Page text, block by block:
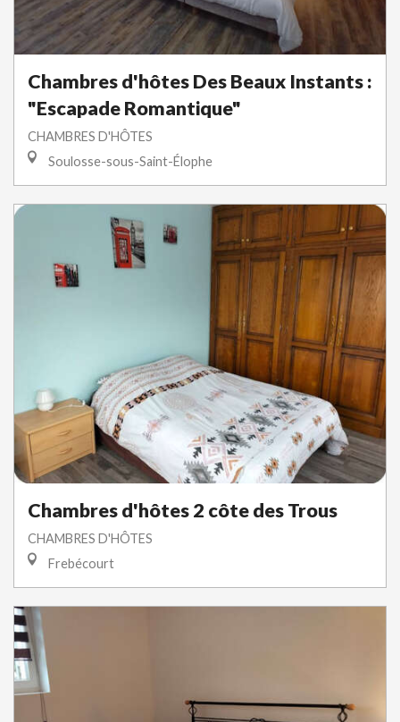
Chambres d'hôtes Des Beaux Instants :
"Escapade Romantique"
CHAMBRES D'HÔTES
Soulosse-sous-Saint-Élophe
Chambres d'hôtes 2 côte des Trous
CHAMBRES D'HÔTES
Frebécourt